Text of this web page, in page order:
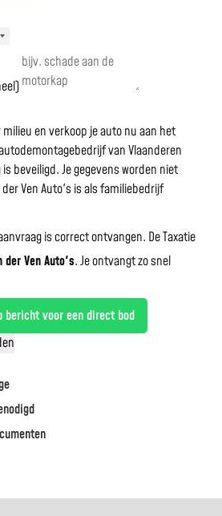
milieu en verkoop je auto nu aan het
van Vlaanderen
is beveiligd. Je gegevens worden niet
Ven Auto's is als familiebedrijf
is correct ontvangen. De Taxatie
der Ven Auto's.Je ontvangt zo snel
bericht voor een direct bod